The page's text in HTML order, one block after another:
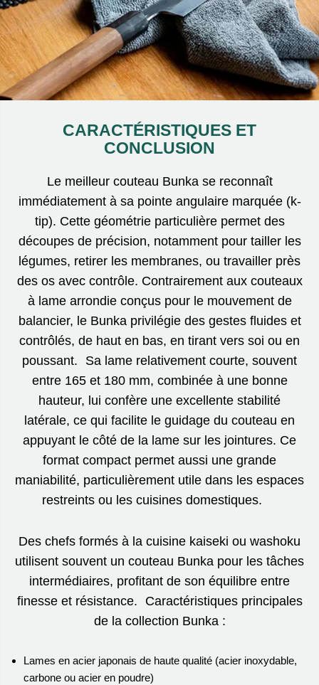
CARACTÉRISTIQUES ET
CONCLUSION
Le meilleur couteau Bunka se reconnaît
immédiatement à sa pointe angulaire marquée (k-
tip). Cette géométrie particulière permet des
découpes de précision, notamment pour tailler les
légumes, retirer les membranes, ou travailler près
des os avec contrôle. Contrairement aux couteaux
à lame arrondie conçus pour le mouvement de
balancier, le Bunka privilégie des gestes fluides et
contrôlés, de haut en bas, en tirant vers soi ou en
poussant. Sa lame relativement courte, souvent
entre 165 et 180 mm, combinée à une bonne
hauteur, lui confère une excellente stabilité
latérale, ce qui facilite le guidage du couteau en
appuyant le côté de la lame sur les jointures. Ce
format compact permet aussi une grande
maniabilité, particulièrement utile dans les espaces
restreints ou les cuisines domestiques.
Des chefs formés à la cuisine kaiseki ou washoku
utilisent souvent un couteau Bunka pour les tâches
intermédiaires, profitant de son équilibre entre
finesse et résistance. Caractéristiques principales
de la collection Bunka :
Lames en acier japonais de haute qualité (acier inoxydable,
carbone ou acier en poudre)